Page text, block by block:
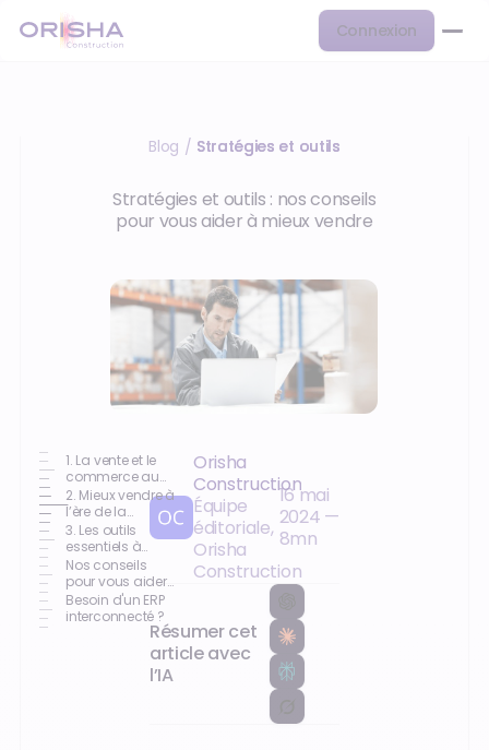
Connexion
Blog / Stratégies et outils
Stratégies et outils : nos conseils
pour vous aider à mieux vendre
1. La vente et le
commerce au
top des priorités
d’investissement
2. Mieux vendre à
l’ère de la
digitalisation
3. Les outils
essentiels à
intégrer dans vos
usages
Nos conseils
pour vous aider
à mieux vendre :
Besoin d'un ERP
interconnecté ?
Orisha
Construction
Équipe
éditoriale,
Orisha
Construction
16 mai
2024 —
8mn
Résumer cet
article avec
l’IA